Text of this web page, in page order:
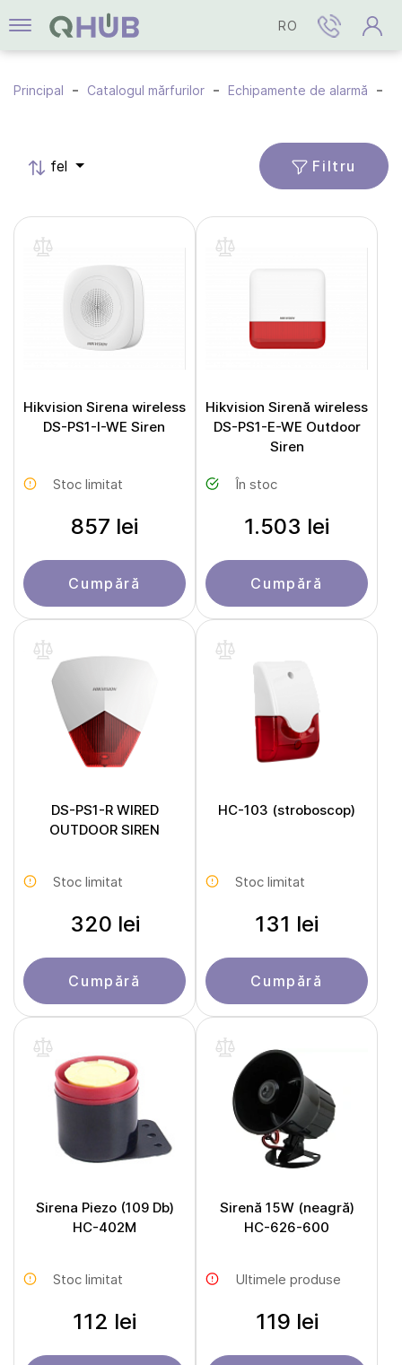
RO
Principal Catalogul mărfurilor Echipamente de alarmă
fel Filtru
Hikvision Sirena wireless
DS-PS1-I-WE Siren
Stoc limitat
857 lei
Cumpără
Hikvision Sirenă wireless
DS-PS1-E-WE Outdoor
Siren
În stoc
1.503 lei
Cumpără
DS-PS1-R WIRED
OUTDOOR SIREN
Stoc limitat
320 lei
Cumpără
HC-103 (stroboscop)
Stoc limitat
131 lei
Cumpără
Sirena Piezo (109 Db)
HC-402M
Stoc limitat
112 lei
Sirenă 15W (neagră)
HC-626-600
Ultimele produse
119 lei